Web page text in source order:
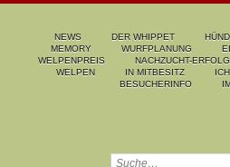
NEWS DER WHIPPET
MEMORY
WURFPLANUNG
WELPENPREIS
NACHZUCHT-
WELPEN
IN MITBESITZ
BESUCHERINFO